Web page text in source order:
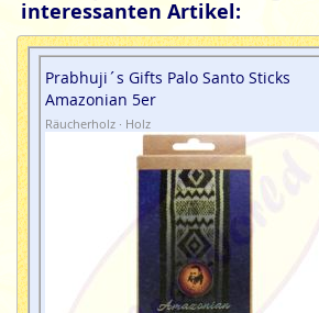
interessanten Artikel:
Prabhuji´s Gifts Palo Santo Sticks
Amazonian 5er
Räucherholz · Holz